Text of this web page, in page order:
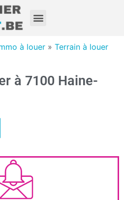
à louer » Terrain à louer
à 7100 Haine-